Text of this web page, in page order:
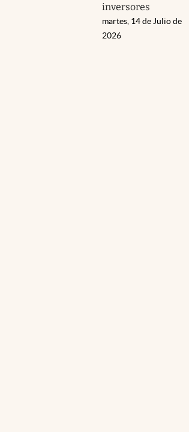
inversores
martes, 14 de Julio de
2026